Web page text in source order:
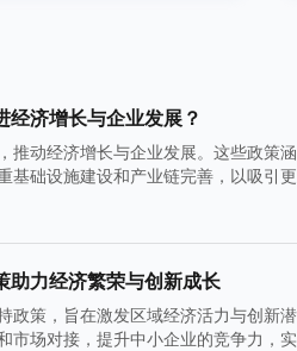
济增长与企业发展？
推动经济增长与企业发展。这些政策
基础设施建设和产业链完善，以吸引
助力经济繁荣与创新成长
政策，旨在激发区域经济活力与创新
市场对接，提升中小企业的竞争力，